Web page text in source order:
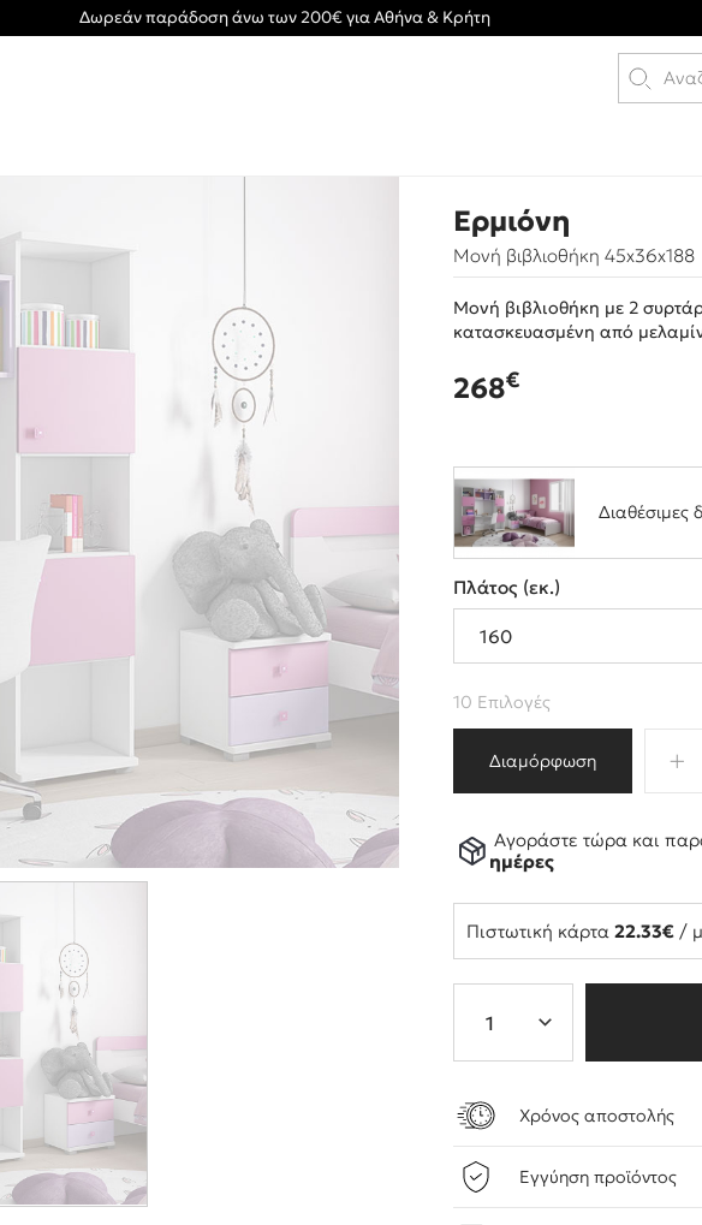
Δωρεάν παράδοση άνω των 200€ για Αθήνα & Κρήτη
Ερμιόνη
Μονή βιβλιοθήκη 45x36x188
Μονή βιβλιοθήκη με 2
κατασκευασμένη από
268€
Διαθέσιμες
Πλάτος (εκ.)
Διαμόρφωση
10 Επιλογές
Αγοράστε τώρα και
ημέρες
Πιστωτική κάρτα22.33€ /
Χρόνος αποστολής
Εγγύηση προϊόντος